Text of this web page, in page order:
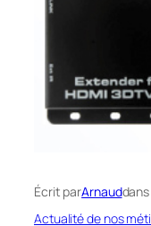
Écrit parArnauddans
Actualité de nos